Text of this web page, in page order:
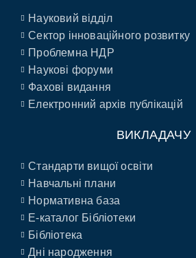
Науковий відділ
Сектор інноваційного розвитку
Проблемна НДР
Наукові форуми
Фахові видання
Електронний архів публікацій
ВИКЛАДАЧУ
Стандарти вищої освіти
Навчальні плани
Нормативна база
E-каталог Бібліотеки
Бібліотека
Дні народження